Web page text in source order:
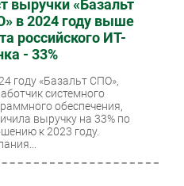
выручки «Базальт
в 2024 году выше
российского ИТ-
- 33%
году «Базальт СПО»,
системного
обеспечения,
выручку на 33% по
к 2023 году.